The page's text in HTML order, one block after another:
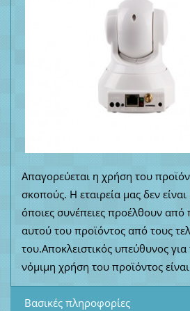
Απαγορεύεται η χρήση του
σκοπούς. Η εταιρεία μας δεν
όποιες συνέπειες προέλθουν
αυτού του προϊόντος από τους
του.Αποκλειστικός υπεύθυνος
νόμιμη χρήση του προϊόντος
Βασικές πληροφορίες